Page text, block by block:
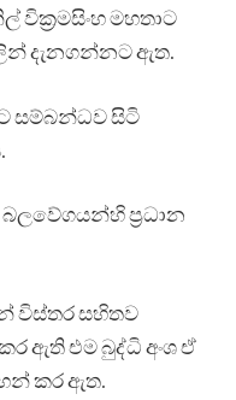
වික්‍රමසිංහ මහතාට
දැනගන්නට ඇත.
සම්බන්ධව සිටි
ප්‍රධාන
විස්තර සහිතව
ඇති එම බුද්ධි අංශ ඒ
කර ඇත.